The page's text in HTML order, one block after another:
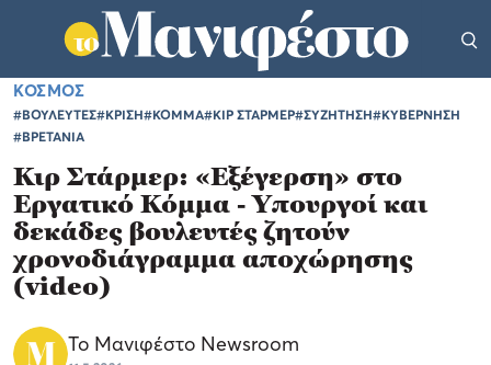
ΚΟΣΜΟΣ
#ΒΟΥΛΕΥΤΕΣ#ΚΡΙΣΗ#ΚΟΜΜΑ#ΚΙΡ ΣΤΑΡΜΕΡ#ΣΥΖΗΤΗΣΗ#ΚΥΒΕΡΝΗΣΗ
#ΒΡΕΤΑΝΙΑ
Κιρ Στάρμερ: «Εξέγερση» στο
Εργατικό Κόμμα - Υπουργοί και
δεκάδες βουλευτές ζητούν
χρονοδιάγραμμα αποχώρησης
(video)
Το Μανιφέστο Newsroom